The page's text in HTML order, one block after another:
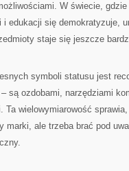
W świecie,
edukacji się demokratyzuje,
staje się jeszcze
symboli statusu jest
są ozdobami, narzędziami
Ta wielowymiarowość
marki, ale trzeba brać pod